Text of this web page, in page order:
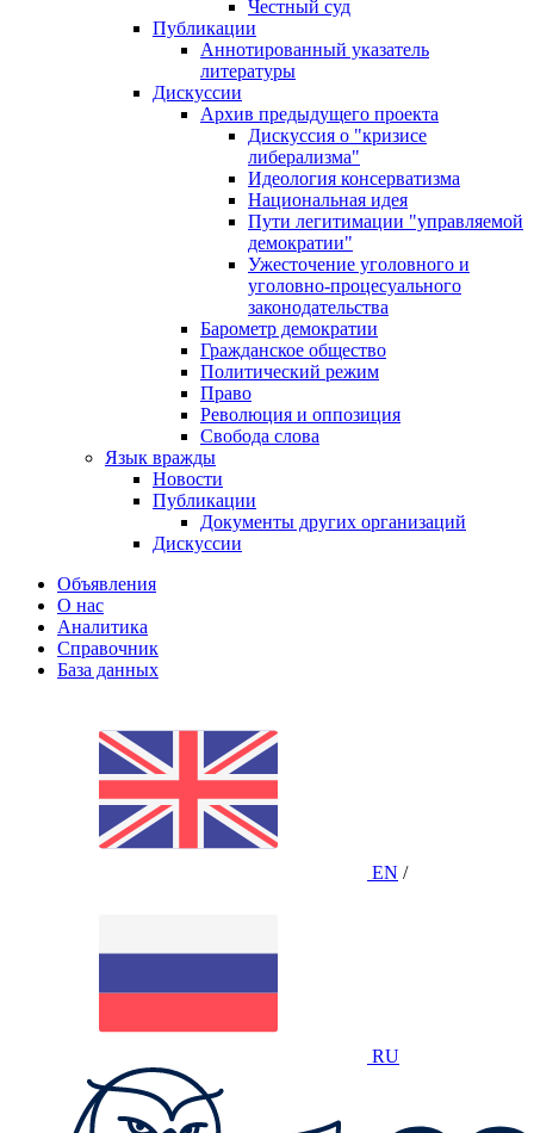
Честный суд
Публикации
Аннотированный указатель
литературы
Дискуссии
Архив предыдущего проекта
Дискуссия о "кризисе
либерализма"
Идеология консерватизма
Национальная идея
Пути легитимации "управляемой
демократии"
Ужесточение уголовного и
уголовно-процесуального
законодательства
Барометр демократии
Гражданское общество
Политический режим
Право
Революция и оппозиция
Свобода слова
Язык вражды
Новости
Публикации
Документы других организаций
Дискуссии
Объявления
О нас
Аналитика
Справочник
База данных
EN /
RU